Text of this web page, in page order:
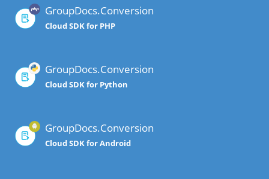
GroupDocs.Conversion
Cloud SDK for PHP
GroupDocs.Conversion
Cloud SDK for Python
GroupDocs.Conversion
Cloud SDK for Android